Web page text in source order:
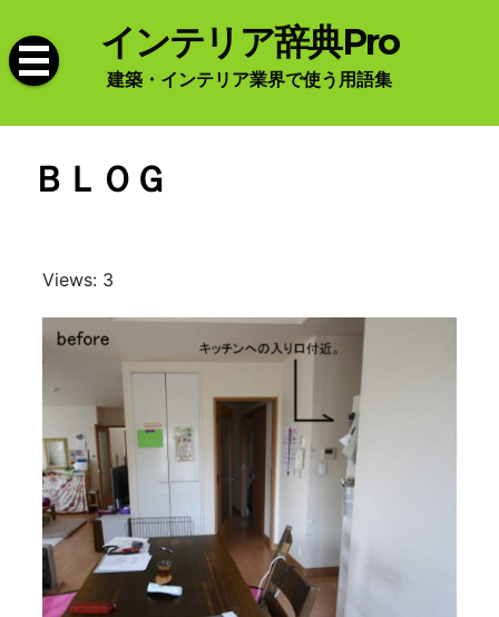
to
content
インテリア辞典Pro
建築・インテリア業界で使う用語集
ＢＬＯＧ
Views: 3